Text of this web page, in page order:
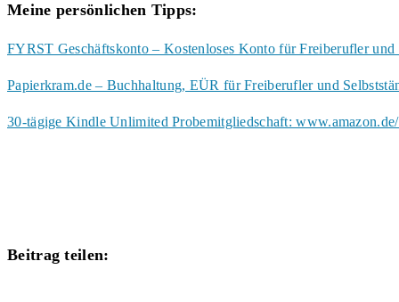
Meine persönlichen Tipps:
FYRST Geschäftskonto – Kostenloses Konto für Freiberufler und
Papierkram.de – Buchhaltung, EÜR für Freiberufler und
30-tägige Kindle Unlimited Probemitgliedschaft:
Beitrag teilen: